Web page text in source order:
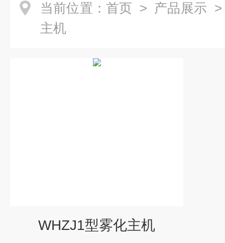
当前位置： 首页 > 产品展示
主机
WHZJ1型雾化主机